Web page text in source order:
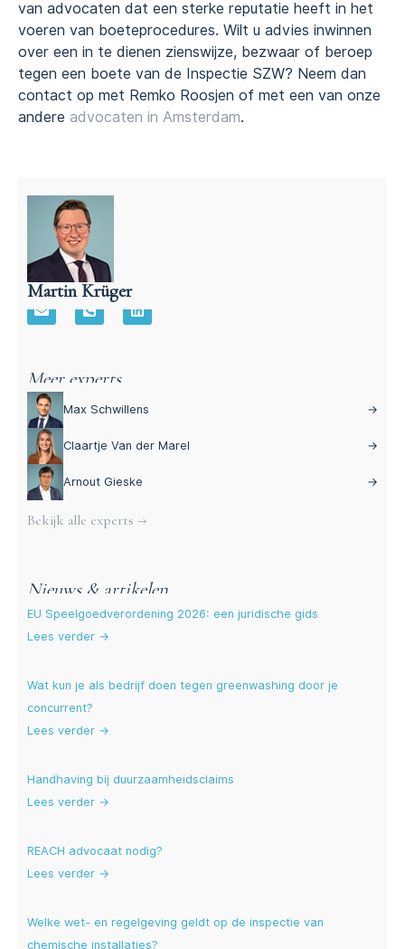
van advocaten dat een sterke reputatie heeft in het
voeren van boeteprocedures. Wilt u advies inwinnen
over een in te dienen zienswijze, bezwaar of beroep
tegen een boete van de Inspectie SZW? Neem dan
contact op met Remko Roosjen of met een van onze
andere advocaten in Amsterdam.
Martin Krüger
Advocaat Aansprakelijkheidsrecht – Martin Krüger
Meer experts
Max Schwillens →
Claartje Van der Marel →
Arnout Gieske →
Bekijk alle experts →
Nieuws & artikelen
EU Speelgoedverordening 2026: een juridische gids
Lees verder →
Wat kun je als bedrijf doen tegen greenwashing door je
concurrent?
Lees verder →
Handhaving bij duurzaamheidsclaims
Lees verder →
REACH advocaat nodig?
Lees verder →
Welke wet- en regelgeving geldt op de inspectie van
chemische installaties?